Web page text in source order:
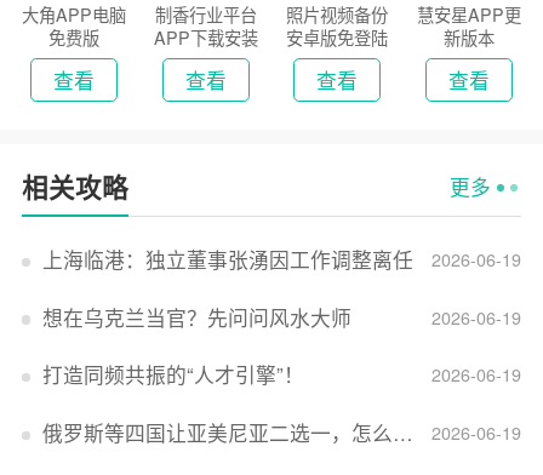
大角APP电脑
免费版
查看
制香行业平台
APP下载安装
2026
查看
照片视频备份
安卓版免登陆
版
查看
慧安星APP更
新版本
查看
相关攻略 更多
2026-06-19
上海临港：独立董事张湧因工作调整离任
2026-06-19
想在乌克兰当官？先问问风水大师
2026-06-19
打造同频共振的“人才引擎”！
2026-06-19
俄罗斯等四国让亚美尼亚二选一，怎么回事？